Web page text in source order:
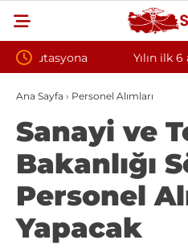
Yılın ilk 6 ayında 10 bini
oksijen tedavisinden
Ana Sayfa › Personel Alımları
Sanayi ve
Bakanlığı
Personel
Yapacak